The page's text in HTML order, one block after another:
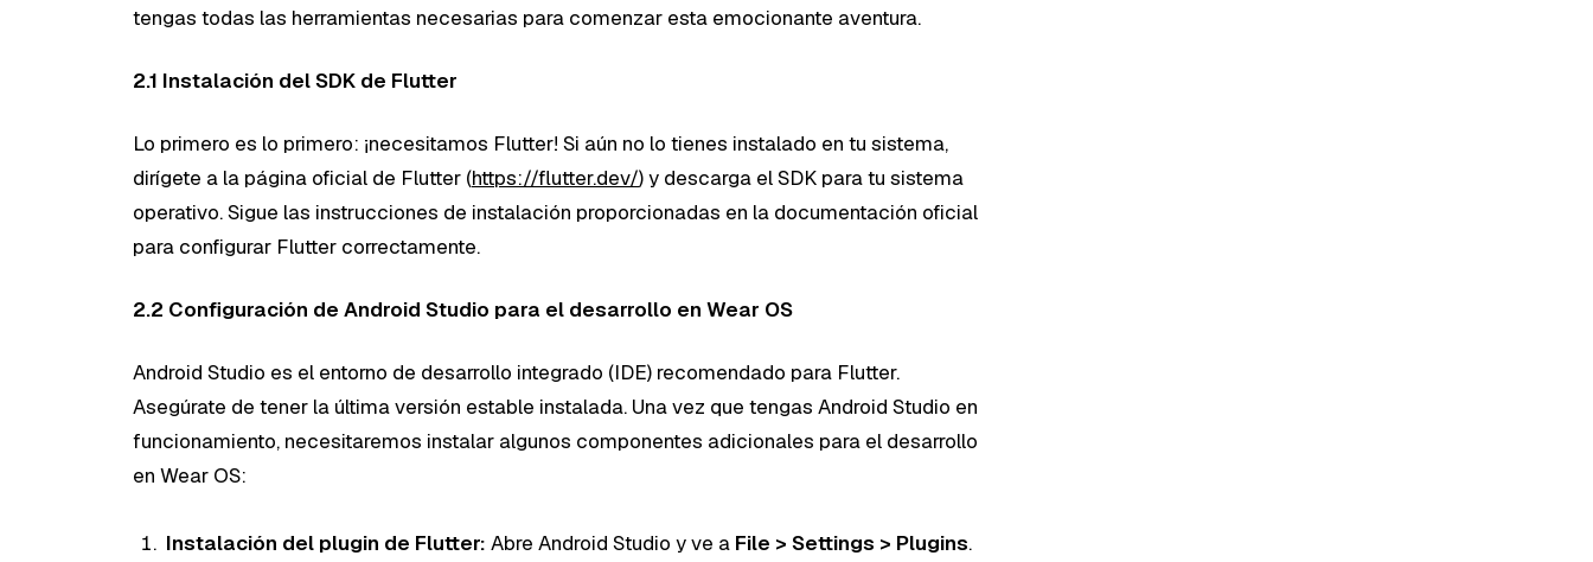
tengas todas las herramientas necesarias para comenzar esta emocionante aventura.
2.1 Instalación del SDK de Flutter
Lo primero es lo primero: ¡necesitamos Flutter! Si aún no lo tienes instalado en tu sistema,
dirígete a la página oficial de Flutter (https://flutter.dev/) y descarga el SDK para tu sistema
operativo. Sigue las instrucciones de instalación proporcionadas en la documentación oficial
para configurar Flutter correctamente.
2.2 Configuración de Android Studio para el desarrollo en Wear OS
Android Studio es el entorno de desarrollo integrado (IDE) recomendado para Flutter.
Asegúrate de tener la última versión estable instalada. Una vez que tengas Android Studio en
funcionamiento, necesitaremos instalar algunos componentes adicionales para el desarrollo
en Wear OS:
Instalación del plugin de Flutter: Abre Android Studio y ve a File > Settings > Plugins.